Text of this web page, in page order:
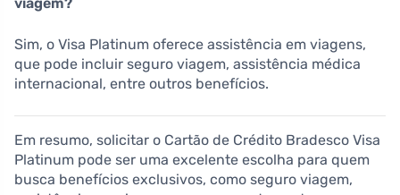
Sim, o Visa Platinum oferece assistência em viagens,
que pode incluir seguro viagem, assistência médica
internacional, entre outros benefícios.
Em resumo, solicitar o Cartão de Crédito Bradesco Visa
Platinum pode ser uma excelente escolha para quem
busca benefícios exclusivos, como seguro viagem,